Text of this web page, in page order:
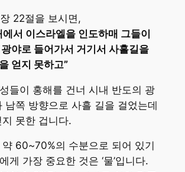
22절을 보시면,
에서 이스라엘을 인도하매 그들이
야로 들어가서 거기서 사흘길을
얻지 못하고”
들이 홍해를 건너 시내 반도의 광
남쪽 방향으로 사흘 길을 걸었는데
못한 겁니다.
60~70%의 수분으로 되어 있기
게 가장 중요한 것은 ‘물’입니다.